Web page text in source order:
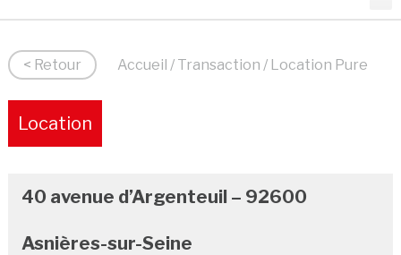
< Retour Accueil / Transaction / Location Pure
Location
40 avenue d’Argenteuil – 92600
Asnières-sur-Seine